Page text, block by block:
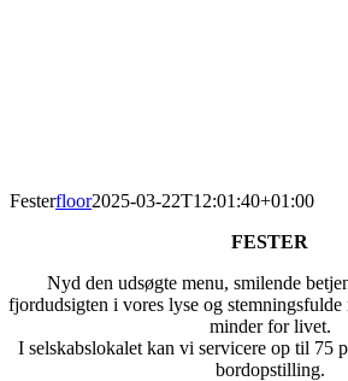
Festerfloor2025-03-22T12:01:40+01:00
FESTER
Nyd den udsøgte menu, smilende
fjordudsigten i vores lyse og stemningsfulde
minder for livet.
I selskabslokalet kan vi servicere op til 75
bordopstilling.